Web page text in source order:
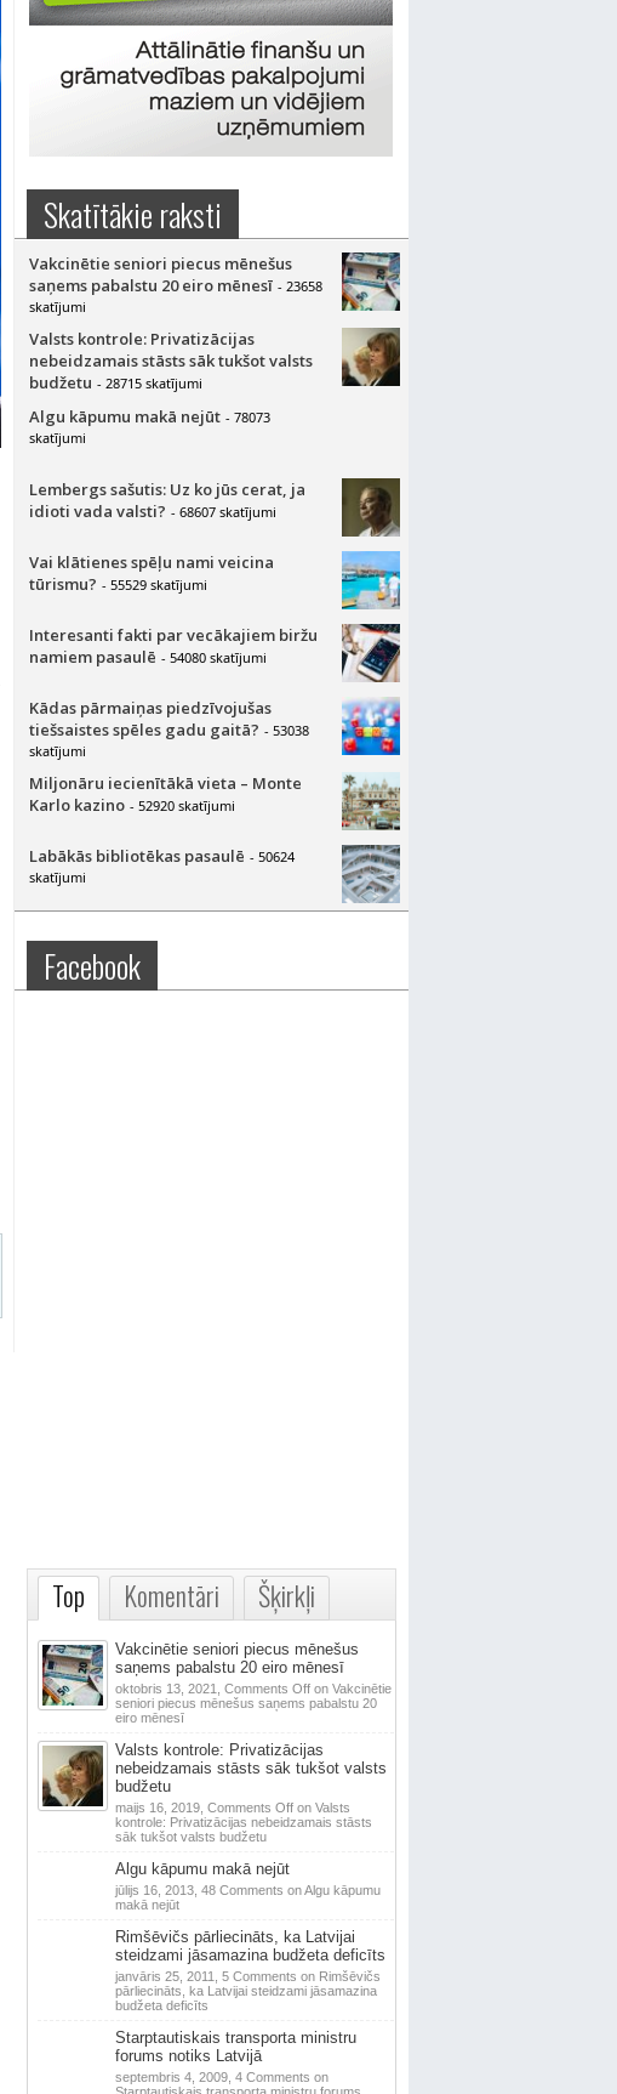
Skatītākie raksti
Vakcinētie seniori piecus mēnešus
saņems pabalstu 20 eiro mēnesī - 23658
skatījumi
Valsts kontrole: Privatizācijas
nebeidzamais stāsts sāk tukšot valsts
budžetu - 28715 skatījumi
Algu kāpumu makā nejūt - 78073
skatījumi
Lembergs sašutis: Uz ko jūs cerat, ja
idioti vada valsti? - 68607 skatījumi
Vai klātienes spēļu nami veicina
tūrismu? - 55529 skatījumi
Interesanti fakti par vecākajiem biržu
namiem pasaulē - 54080 skatījumi
Kādas pārmaiņas piedzīvojušas
tiešsaistes spēles gadu gaitā? - 53038
skatījumi
Miljonāru iecienītākā vieta – Monte
Karlo kazino - 52920 skatījumi
Labākās bibliotēkas pasaulē - 50624
skatījumi
Facebook
Top Komentāri Šķirkļi
Vakcinētie seniori piecus mēnešus
saņems pabalstu 20 eiro mēnesī
oktobris 13, 2021, Comments Offon Vakcinētie
seniori piecus mēnešus saņems pabalstu 20
eiro mēnesī
Valsts kontrole: Privatizācijas
nebeidzamais stāsts sāk tukšot valsts
budžetu
maijs 16, 2019, Comments Offon Valsts
kontrole: Privatizācijas nebeidzamais stāsts
sāk tukšot valsts budžetu
Algu kāpumu makā nejūt
jūlijs 16, 2013, 48 Comments on Algu kāpumu
makā nejūt
Rimšēvičs pārliecināts, ka Latvijai
steidzami jāsamazina budžeta deficīts
janvāris 25, 2011, 5 Comments on Rimšēvičs
pārliecināts, ka Latvijai steidzami jāsamazina
budžeta deficīts
Starptautiskais transporta ministru
forums notiks Latvijā
septembris 4, 2009, 4 Comments on